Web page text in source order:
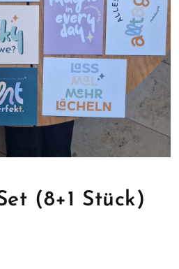
(8+1 Stück)